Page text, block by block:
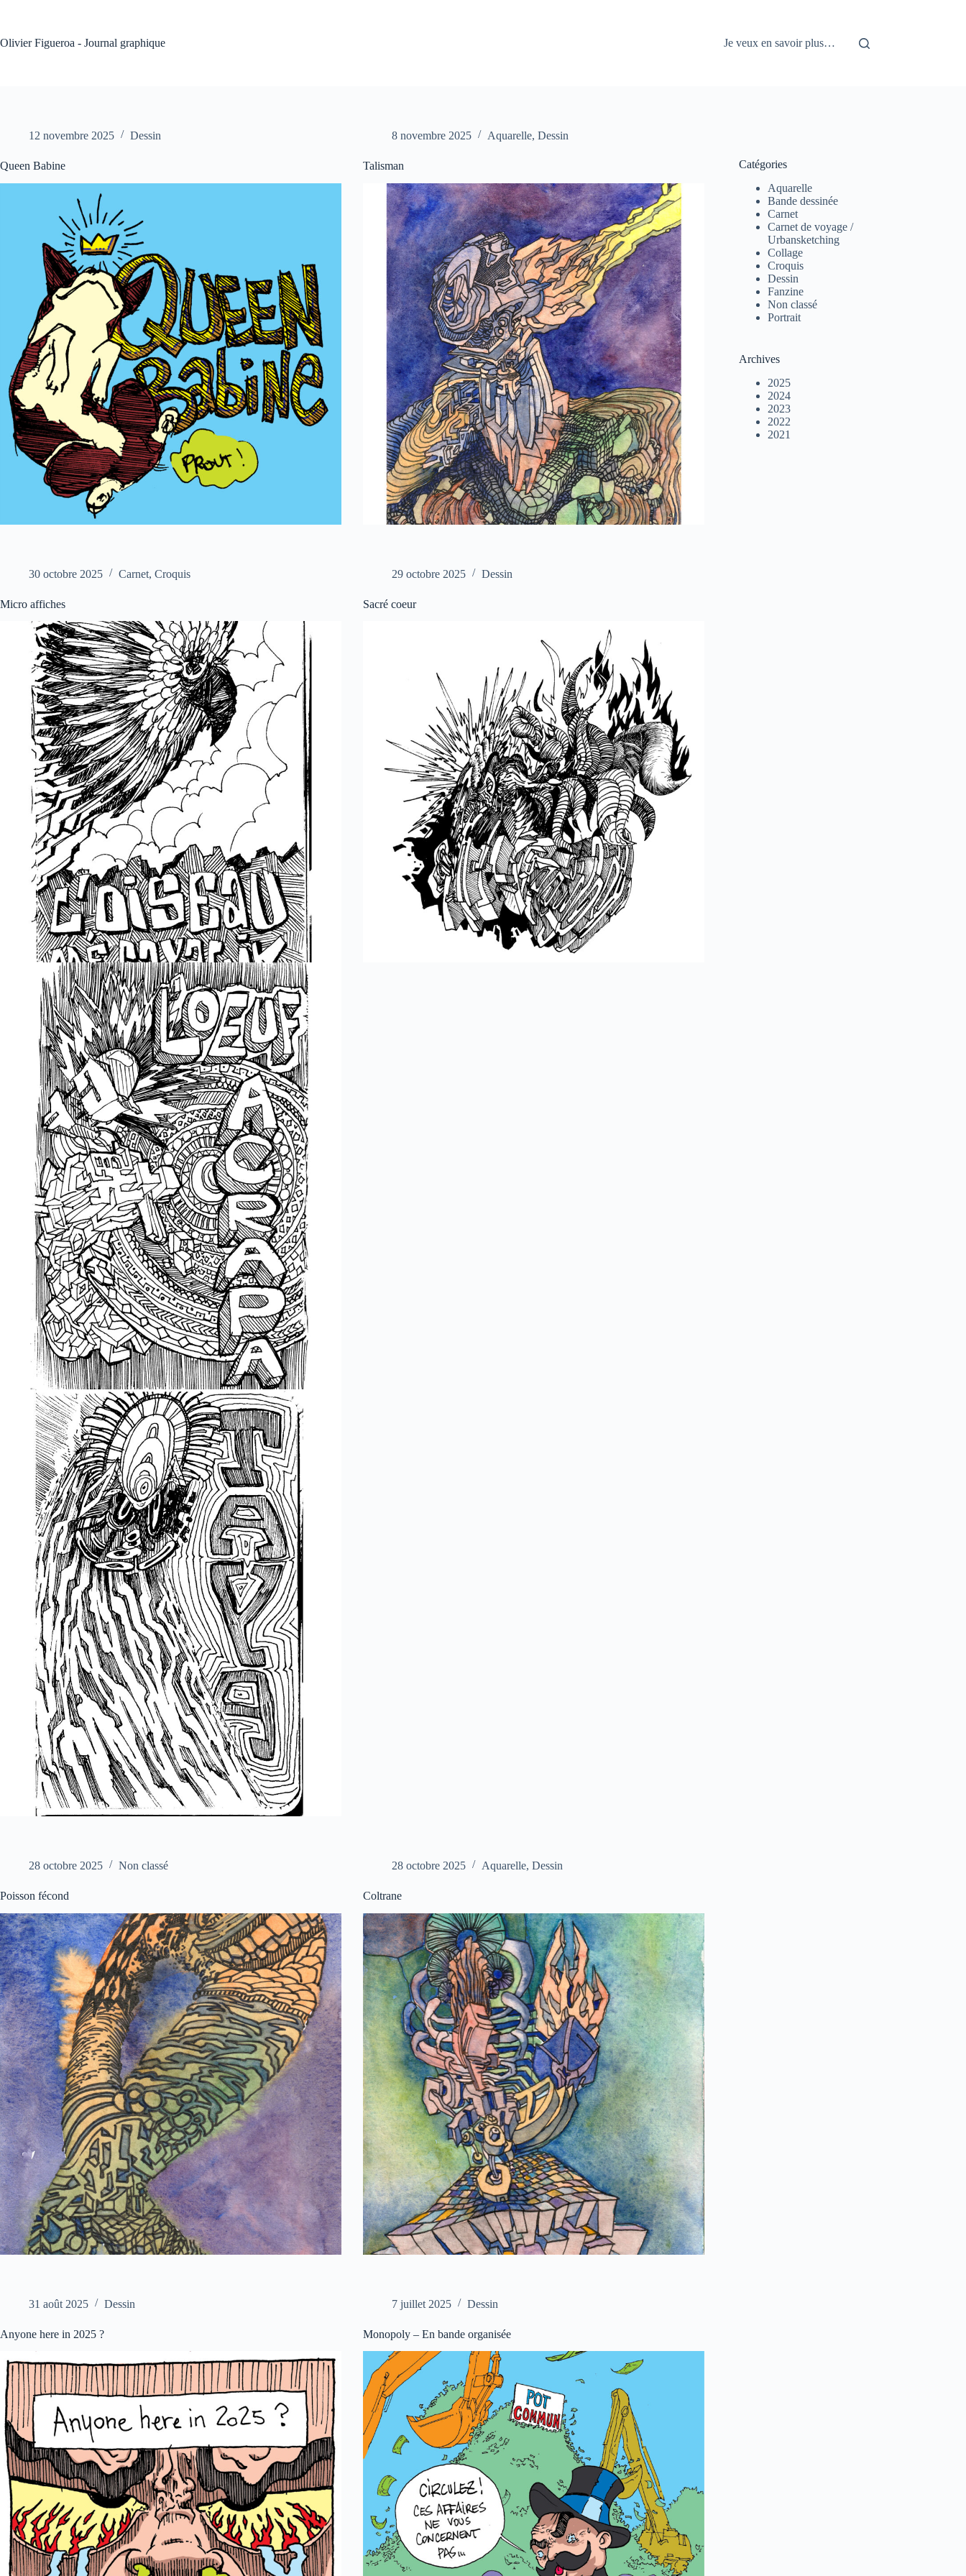
Olivier Figueroa - Journal graphique
Je veux en savoir plus…
12 novembre 2025 Dessin
Queen Babine
8 novembre 2025 Aquarelle, Dessin
Talisman
30 octobre 2025 Carnet, Croquis
Micro affiches
29 octobre 2025 Dessin
Sacré coeur
28 octobre 2025 Non classé
Poisson fécond
28 octobre 2025 Aquarelle, Dessin
Coltrane
31 août 2025 Dessin
Anyone here in 2025 ?
7 juillet 2025 Dessin
Monopoly – En bande organisée
Catégories
Aquarelle
Bande dessinée
Carnet
Carnet de voyage /
Urbansketching
Collage
Croquis
Dessin
Fanzine
Non classé
Portrait
Archives
2025
2024
2023
2022
2021